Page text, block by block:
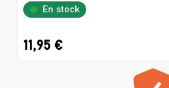
En stock
11,95 €